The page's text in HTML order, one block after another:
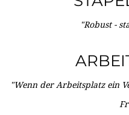
"Robust -
"Wenn der Arbeitsplatz ein